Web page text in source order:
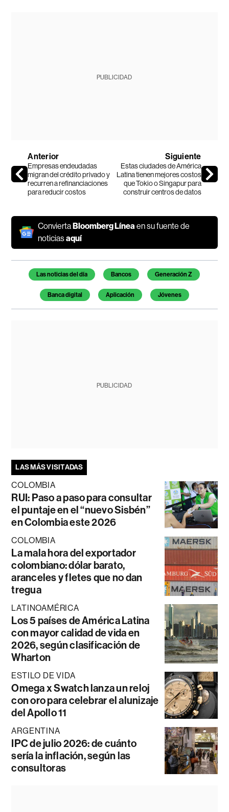
PUBLICIDAD
Anterior
Empresas endeudadas
migran del crédito privado y
recurren a refinanciaciones
para reducir costos
Siguiente
Estas ciudades de América
Latina tienen mejores costos
que Tokio o Singapur para
construir centros de datos
ConviertaBloomberg Línea en su fuente de
noticiasaquí
Temas de este artículo
Las noticias del día Bancos Generación Z
Banca digital Aplicación Jóvenes
PUBLICIDAD
LAS MÁS VISITADAS
COLOMBIA
RUI: Paso a paso para consultar
el puntaje en el “nuevo Sisbén”
en Colombia este 2026
COLOMBIA
La mala hora del exportador
colombiano: dólar barato,
aranceles y fletes que no dan
tregua
LATINOAMÉRICA
Los 5 países de América Latina
con mayor calidad de vida en
2026, según clasificación de
Wharton
ESTILO DE VIDA
Omega x Swatch lanza un reloj
con oro para celebrar el alunizaje
del Apollo 11
ARGENTINA
IPC de julio 2026: de cuánto
sería la inflación, según las
consultoras